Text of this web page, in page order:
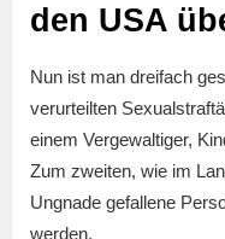
den USA
Nun ist man dreifach
verurteilten
einem Vergewaltiger,
Zum zweiten, wie im
Ungnade gefallene
werden.